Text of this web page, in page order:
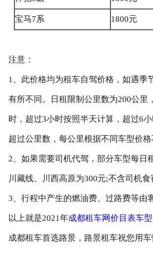
宝马7系 1800元
注意：
1、此价格均为租车自驾价格，如遇季
有所不同。日租限制公里数为200公里
时，超过3小时按照半天计算，超过6小
超过公里数，每公里根据不同车型价格
2、如果需要司机代驾，部分车型每日
川藏线、川西高原为300元;不含司机食
3、行程中产生的燃油费、过路费等由
以上就是2021年成都租车网价目表车型
成都租车首选路景，路景租车祝您用车